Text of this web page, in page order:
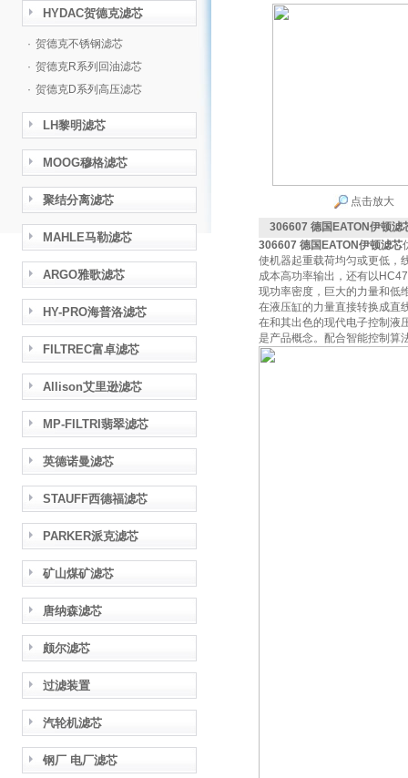
HYDAC贺德克滤芯
· 贺德克不锈钢滤芯
· 贺德克R系列回油滤芯
· 贺德克D系列高压滤芯
LH黎明滤芯
MOOG穆格滤芯
聚结分离滤芯
MAHLE马勒滤芯
ARGO雅歌滤芯
HY-PRO海普洛滤芯
FILTREC富卓滤芯
Allison艾里逊滤芯
MP-FILTRI翡翠滤芯
英德诺曼滤芯
STAUFF西德福滤芯
PARKER派克滤芯
矿山煤矿滤芯
唐纳森滤芯
颇尔滤芯
过滤装置
汽轮机滤芯
钢厂 电厂滤芯
点击放大
306607 德国EATON伊顿滤
306607 德国EATON伊顿滤芯
使机器起重载荷均匀或更低，
成本高功率输出，还有以
现功率密度，巨大的力量和低
在液压缸的力量直接转换成直
在和其出色的现代电子控制液
是产品概念。配合智能控制算